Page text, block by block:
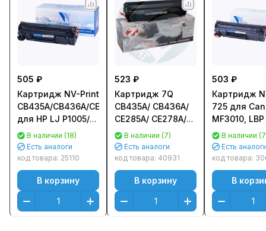
505 ₽
Картридж NV-Print
CB435A/CB436A/CE285A/725
для HP LJ P1005/
P1505/ M1120/
M1522, LJ Pro
P1102, Canon
LBP6000 (1600стр.)
CB435A/436A/285/725
В наличии (18)
Есть аналоги
код товара: 25110
В корзину
523 ₽
Картридж 7Q
CB435A/ CB436A/
CE285A/ CE278A/
Canon 712/ 713/
725/ 728/ 726 для
HP LJ P1005
(2000стр.)
В наличии (7)
Есть аналоги
код товара: 40931
В корзину
503 ₽
Картридж
725 для
MF3010,
6020/ 6030
(1600стр.)
В наличии
Есть
код товара:
В